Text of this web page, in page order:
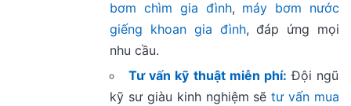
bơm chìm gia đình, máy bơm nước
giếng khoan gia đình, đáp ứng mọi
nhu cầu.
Tư vấn kỹ thuật miễn phí: Đội ngũ
kỹ sư giàu kinh nghiệm sẽtư vấn mua